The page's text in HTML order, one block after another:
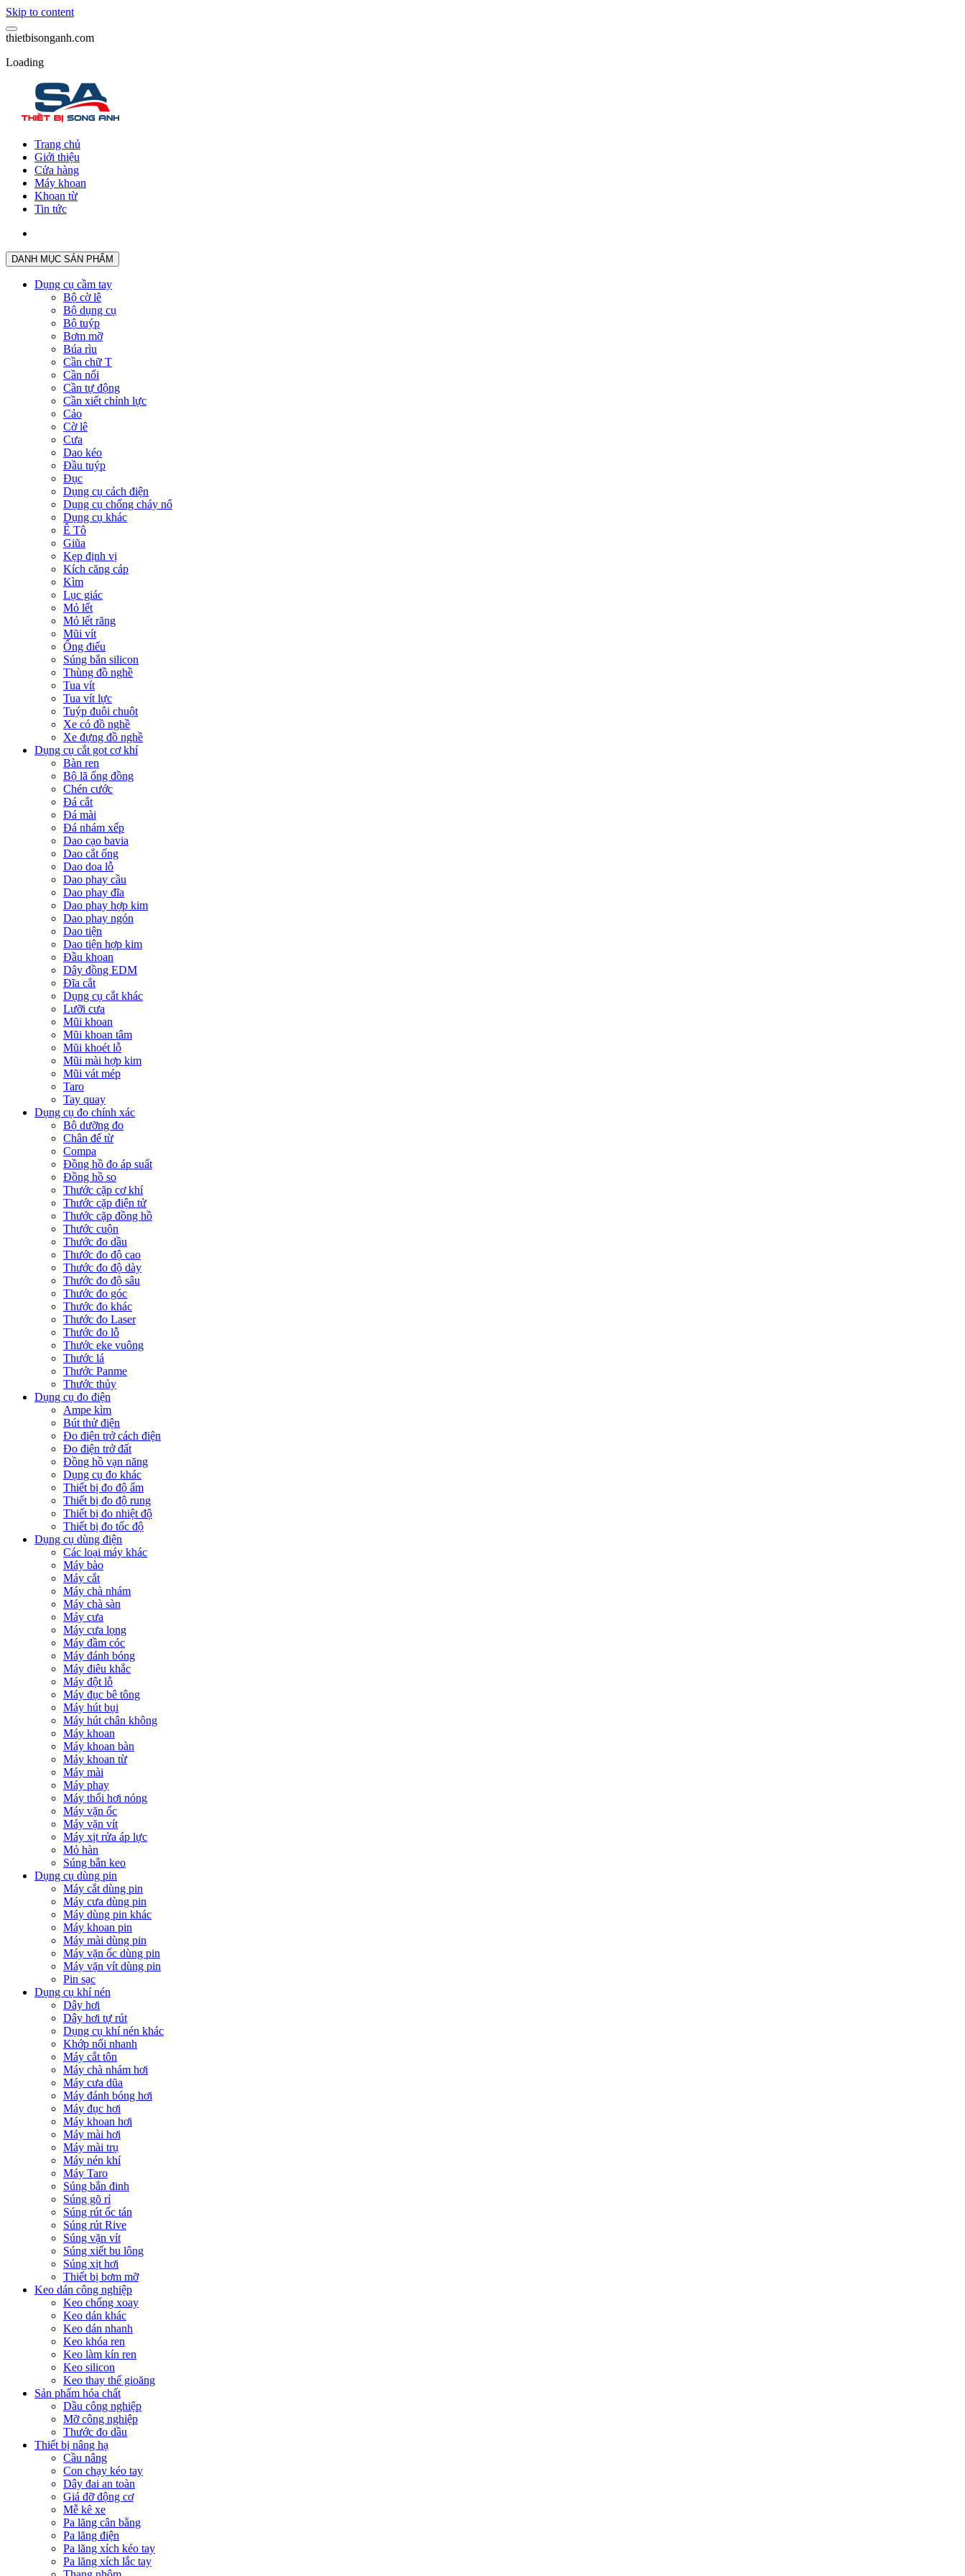
Skip to content
thietbisonganh.com
Loading
Trang chủ
Giới thiệu
Cửa hàng
Máy khoan
Khoan từ
Tin tức
DANH MỤC SẢN PHẨM
Dụng cụ cầm tay
Bộ cờ lê
Bộ dụng cụ
Bộ tuýp
Bơm mỡ
Búa rìu
Cần chữ T
Cần nối
Cần tự động
Cần xiết chỉnh lực
Cảo
Cờ lê
Cưa
Dao kéo
Đầu tuýp
Đục
Dụng cụ cách điện
Dụng cụ chống cháy nổ
Dụng cụ khác
Ê Tô
Giũa
Kẹp định vị
Kích căng cáp
Kìm
Lục giác
Mỏ lết
Mỏ lết răng
Mũi vít
Ống điếu
Súng bắn silicon
Thùng đồ nghề
Tua vít
Tua vít lực
Tuýp đuôi chuột
Xe có đồ nghề
Xe đựng đồ nghề
Dụng cụ cắt gọt cơ khí
Bàn ren
Bộ lã ống đồng
Chén cước
Đá cắt
Đá mài
Đá nhám xếp
Dao cạo bavia
Dao cắt ống
Dao doa lỗ
Dao phay cầu
Dao phay đĩa
Dao phay hợp kim
Dao phay ngón
Dao tiện
Dao tiện hợp kim
Đầu khoan
Dây đồng EDM
Đĩa cắt
Dụng cụ cắt khác
Lưỡi cưa
Mũi khoan
Mũi khoan tâm
Mũi khoét lỗ
Mũi mài hợp kim
Mũi vát mép
Taro
Tay quay
Dụng cụ đo chính xác
Bộ dưỡng đo
Chân đế từ
Compa
Đồng hồ đo áp suất
Đồng hồ so
Thước cặp cơ khí
Thước cặp điện tử
Thước cặp đồng hồ
Thước cuộn
Thước đo dầu
Thước đo độ cao
Thước đo độ dày
Thước đo độ sâu
Thước đo góc
Thước đo khác
Thước đo Laser
Thước đo lỗ
Thước eke vuông
Thước lá
Thước Panme
Thước thủy
Dụng cụ đo điện
Ampe kìm
Bút thử điện
Đo điện trở cách điện
Đo điện trở đất
Đồng hồ vạn năng
Dụng cụ đo khác
Thiết bị đo độ ẩm
Thiết bị đo độ rung
Thiết bị đo nhiệt độ
Thiết bị đo tốc độ
Dụng cụ dùng điện
Các loại máy khác
Máy bào
Máy cắt
Máy chà nhám
Máy chà sàn
Máy cưa
Máy cưa lọng
Máy đầm cóc
Máy đánh bóng
Máy điêu khắc
Máy đột lỗ
Máy đục bê tông
Máy hút bụi
Máy hút chân không
Máy khoan
Máy khoan bàn
Máy khoan từ
Máy mài
Máy phay
Máy thổi hơi nóng
Máy vặn ốc
Máy vặn vít
Máy xịt rửa áp lực
Mỏ hàn
Súng bắn keo
Dụng cụ dùng pin
Máy cắt dùng pin
Máy cưa dùng pin
Máy dùng pin khác
Máy khoan pin
Máy mài dùng pin
Máy vặn ốc dùng pin
Máy vặn vít dùng pin
Pin sạc
Dụng cụ khí nén
Dây hơi
Dây hơi tự rút
Dụng cụ khí nén khác
Khớp nối nhanh
Máy cắt tôn
Máy chà nhám hơi
Máy cưa dũa
Máy đánh bóng hơi
Máy đục hơi
Máy khoan hơi
Máy mài hơi
Máy mài trụ
Máy nén khí
Máy Taro
Súng bắn đinh
Súng gõ rỉ
Súng rút ốc tán
Súng rút Rive
Súng vặn vít
Súng xiết bu lông
Súng xịt hơi
Thiết bị bơm mỡ
Keo dán công nghiệp
Keo chống xoay
Keo dán khác
Keo dán nhanh
Keo khóa ren
Keo làm kín ren
Keo silicon
Keo thay thế gioăng
Sản phẩm hóa chất
Dầu công nghiệp
Mỡ công nghiệp
Thước đo dầu
Thiết bị nâng hạ
Cầu nâng
Con chạy kéo tay
Dây đai an toàn
Giá đỡ động cơ
Mễ kê xe
Pa lăng cân bằng
Pa lăng điện
Pa lăng xích kéo tay
Pa lăng xích lắc tay